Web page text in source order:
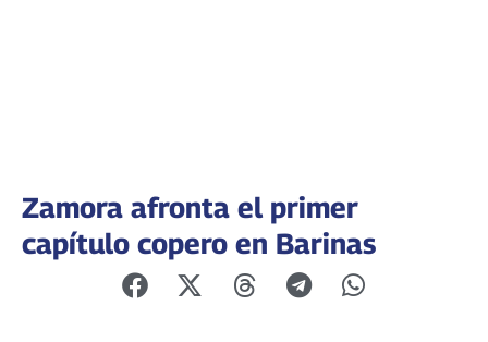
Zamora afronta el primer
capítulo copero en Barinas